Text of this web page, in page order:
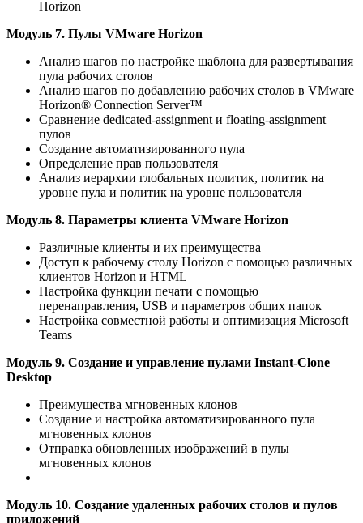
Horizon
Модуль 7. Пулы VMware Horizon
Анализ шагов по настройке шаблона для развертывания
пула рабочих столов
Анализ шагов по добавлению рабочих столов в VMware
Horizon® Connection Server™
Сравнение dedicated-assignment и floating-assignment
пулов
Создание автоматизированного пула
Определение прав пользователя
Анализ иерархии глобальных политик, политик на
уровне пула и политик на уровне пользователя
Модуль 8. Параметры клиента VMware Horizon
Различные клиенты и их преимущества
Доступ к рабочему столу Horizon с помощью различных
клиентов Horizon и HTML
Настройка функции печати с помощью
перенаправления, USB и параметров общих папок
Настройка совместной работы и оптимизация Microsoft
Teams
Модуль 9. Создание и управление пулами Instant-Clone
Desktop
Преимущества мгновенных клонов
Создание и настройка автоматизированного пула
мгновенных клонов
Отправка обновленных изображений в пулы
мгновенных клонов
Модуль 10. Создание удаленных рабочих столов и пулов
приложений